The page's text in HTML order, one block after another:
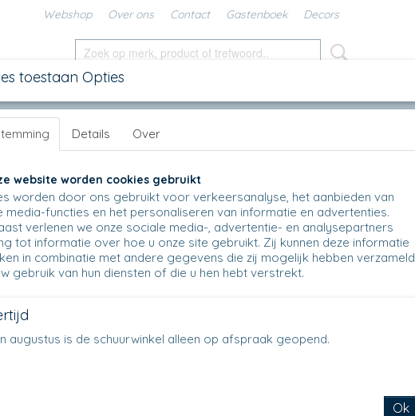
Webshop Over ons Contact Gastenboek Decors
- Xmas Landscape
B35 - Kan - 2329 - Xmas Landscape
€ 47,50 (inclusief btw 21%)
✓Op voorraad
Aantal
IN WINKELWAGEN
toestaan Opties
Details Over
website worden cookies gebruikt
worden door ons gebruikt voor verkeersanalyse, het aanbieden van
media-functies en het personaliseren van informatie en advertenties.
verlenen we onze sociale media-, advertentie- en analysepartners
tot informatie over hoe u onze site gebruikt. Zij kunnen deze informatie
in combinatie met andere gegevens die zij mogelijk hebben verzameld
gebruik van hun diensten of die u hen hebt verstrekt.
augustus is de schuurwinkel alleen op afspraak geopend.
Ok